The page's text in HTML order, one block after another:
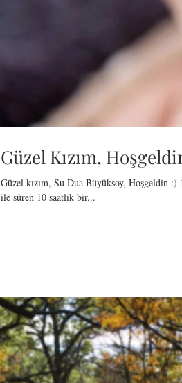
Güzel Kızım,
Güzel kızım, Su Dua Büyüksoy, Hoşgeldin
ile süren 10 saatlik bir...